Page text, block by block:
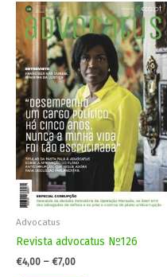
Advocatus
Revista advocatus Nº126
€4,00 – €7,00
Price
range:
€4,00
through
€7,00
This
product
has
multiple
variants.
The
options
may
be
chosen
the
page